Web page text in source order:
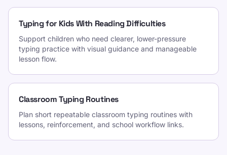
Typing for Kids With Reading Difficulties
Support children who need clearer, lower-pressure
typing practice with visual guidance and manageable
lesson flow.
Classroom Typing Routines
Plan short repeatable classroom typing routines with
lessons, reinforcement, and school workflow links.